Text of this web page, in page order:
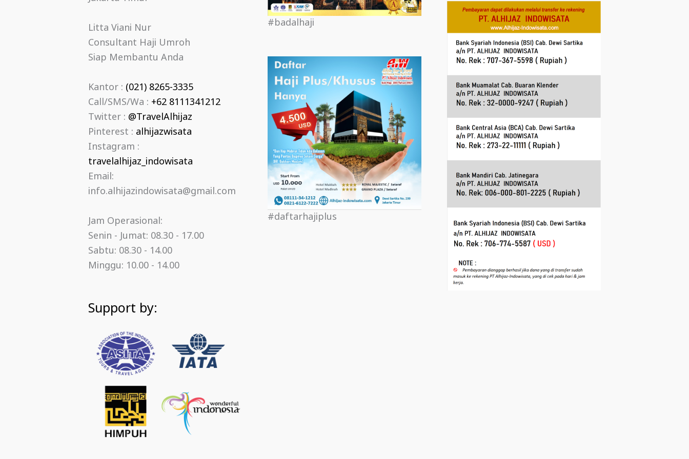
Litta Viani Nur
Consultant Haji Umroh
Siap Membantu Anda
Kantor : (021) 8265-3335
Call/SMS/Wa : +62 8111341212
Twitter : @TravelAlhijaz
Pinterest : alhijazwisata
Instagram :
travelalhijaz_indowisata
Email:
info.alhijazindowisata@gmail.com
Jam Operasional:
Senin - Jumat: 08.30 - 17.00
Sabtu: 08.30 - 14.00
Minggu: 10.00 - 14.00
Support by:
#badalhaji
#daftarhajiplus